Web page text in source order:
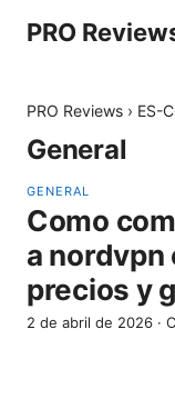
PRO
PRO Reviews › ES-
General
GENERAL
Como
a nordvpn
precios y
2 de abril de 2026 ·